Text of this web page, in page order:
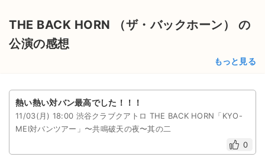
THE BACK HORN （ザ・バックホーン） の
公演の感想
もっと見る
熱い熱い対バン最高でした！！！
11/03(月) 18:00 渋谷クラブクアトロ THE BACK HORN「KYO-
MEI対バンツアー」〜共鳴破天の夜〜其の⼆
0